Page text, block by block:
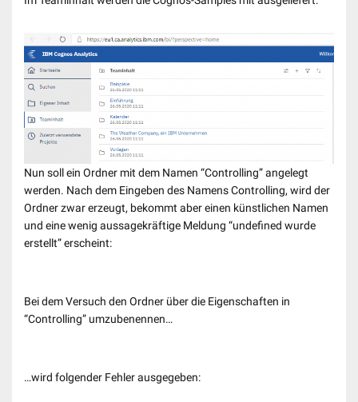
Nun soll ein Ordner mit dem Namen “Controlling” angelegt
werden. Nach dem Eingeben des Namens Controlling, wird der
Ordner zwar erzeugt, bekommt aber einen künstlichen Namen
und eine wenig aussagekräftige Meldung “undefined wurde
erstellt” erscheint:
Bei dem Versuch den Ordner über die Eigenschaften in
“Controlling” umzubenennen…
…wird folgender Fehler ausgegeben: